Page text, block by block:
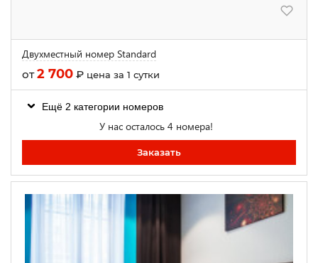
Двухместный номер Standard
от2 700 ₽ цена за 1 сутки
Ещё 2 категории номеров
У нас осталось 4 номера!
Заказать